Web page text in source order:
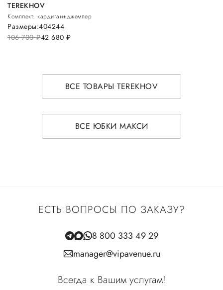
TEREKHOV
Комплект: кардиган+джемпер
106 700руб.42 680 руб.
Размеры:404244
ВСЕ ТОВАРЫ TEREKHOV
ВСЕ ЮБКИ МАКСИ
ЕСТЬ ВОПРОСЫ ПО ЗАКАЗУ?
8 800 333 49 29
manager@vipavenue.ru
Всегда к Вашим услугам!